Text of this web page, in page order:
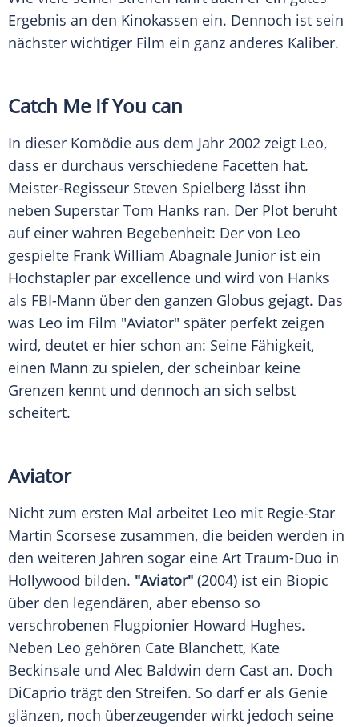
Ergebnis an den Kinokassen ein. Dennoch ist sein
nächster wichtiger Film ein ganz anderes Kaliber.
Catch Me If You can
In dieser Komödie aus dem Jahr 2002 zeigt Leo,
dass er durchaus verschiedene Facetten hat.
Meister-Regisseur Steven Spielberg lässt ihn
neben Superstar Tom Hanks ran. Der Plot beruht
auf einer wahren Begebenheit: Der von Leo
gespielte Frank William Abagnale Junior ist ein
Hochstapler par excellence und wird von Hanks
als FBI-Mann über den ganzen Globus gejagt. Das
was Leo im Film "Aviator" später perfekt zeigen
wird, deutet er hier schon an: Seine Fähigkeit,
einen Mann zu spielen, der scheinbar keine
Grenzen kennt und dennoch an sich selbst
scheitert.
Aviator
Nicht zum ersten Mal arbeitet Leo mit Regie-Star
Martin Scorsese zusammen, die beiden werden in
den weiteren Jahren sogar eine Art Traum-Duo in
Hollywood bilden. "Aviator" (2004) ist ein Biopic
über den legendären, aber ebenso so
verschrobenen Flugpionier Howard Hughes.
Neben Leo gehören Cate Blanchett, Kate
Beckinsale und Alec Baldwin dem Cast an. Doch
DiCaprio trägt den Streifen. So darf er als Genie
glänzen, noch überzeugender wirkt jedoch seine